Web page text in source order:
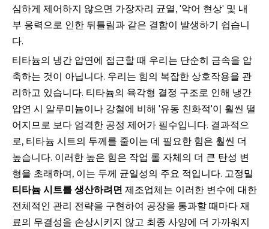
심하게 제어하지 않으면 가장자리 균열, '악어 현상' 및 내
부 응력으로 인한 뒤틀림과 같은 결함이 발생하기 쉽습니
다.
티타늄의 냉간 압연에 접근할 때 우리는 단순히 금속을 압
축하는 것이 아닙니다. 우리는 힘의 복잡한 상호작용을 관
리하고 있습니다. 티타늄의 육각형 결정 구조로 인해 냉간
압연 시 알루미늄이나 강철에 비해 '유동 친화적'이 훨씬 떨
어지므로 보다 엄격한 공정 제어가 필수입니다. 결과적으
로, 티타늄 시트의 두께를 줄이는 데 필요한 힘은 훨씬 더
높습니다. 이러한 높은 힘은 작업 롤 자체의 더 큰 탄성 변
형을 초래하며, 이는 두께 균일성의 주요 적입니다. 고정밀
티타늄 시트를 생산하려면 제조업체는 이러한 변수에 대한
전체적인 관리 전략을 구현하여 공장을 통과할 때마다 재
료의 무결성을 손상시키지 않고 최종 사양에 더 가까워지